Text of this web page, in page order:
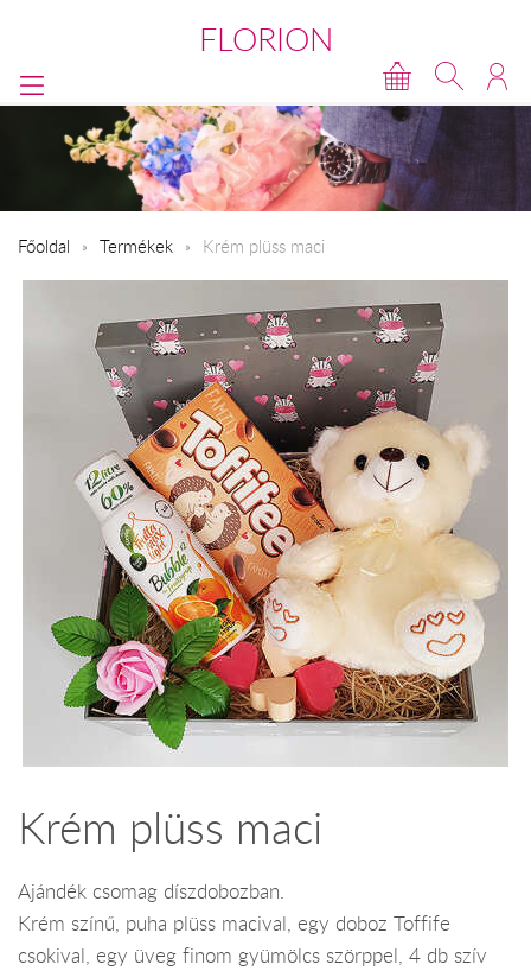
FLORION
Főoldal Termékek Krém plüss maci
Krém plüss maci
Ajándék csomag díszdobozban.
Krém színű, puha plüss macival, egy doboz Toffife
csokival, egy üveg finom gyümölcs szörppel, 4 db szív